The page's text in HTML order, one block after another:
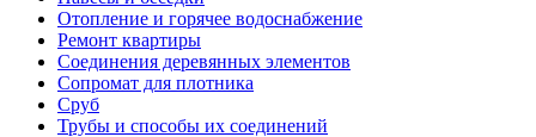
Отопление и горячее водоснабжение
Ремонт квартиры
Соединения деревянных элементов
Сопромат для плотника
Сруб
Трубы и способы их соединений